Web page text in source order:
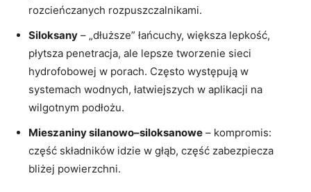
rozcieńczanych rozpuszczalnikami.
Siloksany – „dłuższe” łańcuchy, większa lepkość,
płytsza penetracja, ale lepsze tworzenie sieci
hydrofobowej w porach. Często występują w
systemach wodnych, łatwiejszych w aplikacji na
wilgotnym podłożu.
Mieszaniny silanowo–siloksanowe – kompromis:
część składników idzie w głąb, część zabezpiecza
bliżej powierzchni.